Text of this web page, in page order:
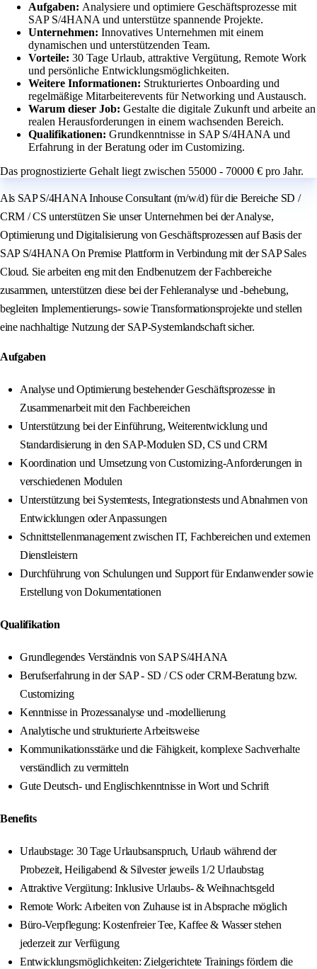
Aufgaben: Analysiere und optimiere Geschäftsprozesse mit
SAP S/4HANA und unterstütze spannende Projekte.
Unternehmen: Innovatives Unternehmen mit einem
dynamischen und unterstützenden Team.
Vorteile: 30 Tage Urlaub, attraktive Vergütung, Remote Work
und persönliche Entwicklungsmöglichkeiten.
Weitere Informationen: Strukturiertes Onboarding und
regelmäßige Mitarbeiterevents für Networking und Austausch.
Warum dieser Job: Gestalte die digitale Zukunft und arbeite an
realen Herausforderungen in einem wachsenden Bereich.
Qualifikationen: Grundkenntnisse in SAP S/4HANA und
Erfahrung in der Beratung oder im Customizing.
Das prognostizierte Gehalt liegt zwischen 55000 - 70000 € pro Jahr.
Als SAP S/4HANA Inhouse Consultant (m/w/d) für die Bereiche SD /
CRM / CS unterstützen Sie unser Unternehmen bei der Analyse,
Optimierung und Digitalisierung von Geschäftsprozessen auf Basis der
SAP S/4HANA On Premise Plattform in Verbindung mit der SAP Sales
Cloud. Sie arbeiten eng mit den Endbenutzern der Fachbereiche
zusammen, unterstützen diese bei der Fehleranalyse und -behebung,
begleiten Implementierungs- sowie Transformationsprojekte und stellen
eine nachhaltige Nutzung der SAP-Systemlandschaft sicher.
Aufgaben
Analyse und Optimierung bestehender Geschäftsprozesse in
Zusammenarbeit mit den Fachbereichen
Unterstützung bei der Einführung, Weiterentwicklung und
Standardisierung in den SAP-Modulen SD, CS und CRM
Koordination und Umsetzung von Customizing-Anforderungen in
verschiedenen Modulen
Unterstützung bei Systemtests, Integrationstests und Abnahmen von
Entwicklungen oder Anpassungen
Schnittstellenmanagement zwischen IT, Fachbereichen und externen
Dienstleistern
Durchführung von Schulungen und Support für Endanwender sowie
Erstellung von Dokumentationen
Qualifikation
Grundlegendes Verständnis von SAP S/4HANA
Berufserfahrung in der SAP - SD / CS oder CRM-Beratung bzw.
Customizing
Kenntnisse in Prozessanalyse und -modellierung
Analytische und strukturierte Arbeitsweise
Kommunikationsstärke und die Fähigkeit, komplexe Sachverhalte
verständlich zu vermitteln
Gute Deutsch- und Englischkenntnisse in Wort und Schrift
Benefits
Urlaubstage: 30 Tage Urlaubsanspruch, Urlaub während der
Probezeit, Heiligabend & Silvester jeweils 1/2 Urlaubstag
Attraktive Vergütung: Inklusive Urlaubs- & Weihnachtsgeld
Remote Work: Arbeiten von Zuhause ist in Absprache möglich
Büro-Verpflegung: Kostenfreier Tee, Kaffee & Wasser stehen
jederzeit zur Verfügung
Entwicklungsmöglichkeiten: Zielgerichtete Trainings fördern die